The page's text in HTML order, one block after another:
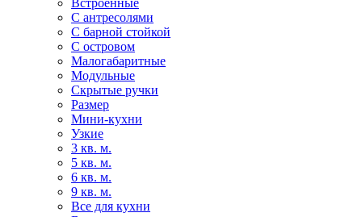
Встроенные
С антресолями
С барной стойкой
С островом
Малогабаритные
Модульные
Скрытые ручки
Размер
Мини-кухни
Узкие
3 кв. м.
5 кв. м.
6 кв. м.
9 кв. м.
Все для кухни